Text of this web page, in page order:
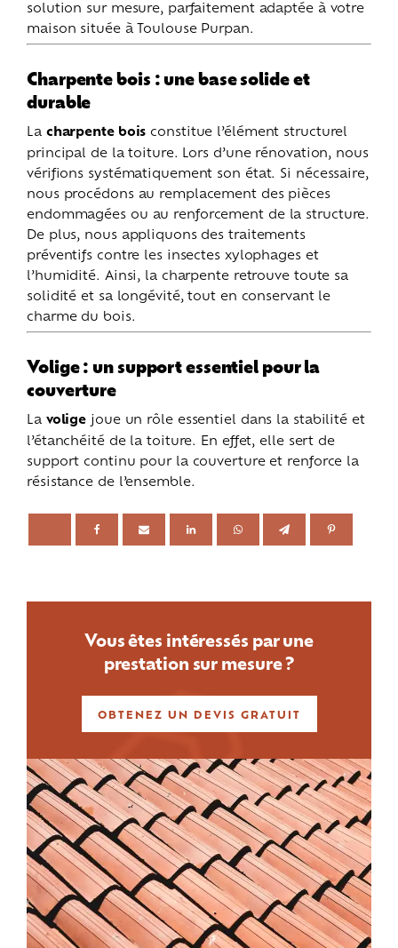
solution sur mesure, parfaitement adaptée à votre
maison située à Toulouse Purpan.
Charpente bois : une base solide et
durable
La charpente bois constitue l’élément structurel
principal de la toiture. Lors d’une rénovation, nous
vérifions systématiquement son état. Si nécessaire,
nous procédons au remplacement des pièces
endommagées ou au renforcement de la structure.
De plus, nous appliquons des traitements
préventifs contre les insectes xylophages et
l’humidité. Ainsi, la charpente retrouve toute sa
solidité et sa longévité, tout en conservant le
charme du bois.
Volige : un support essentiel pour la
couverture
La volige joue un rôle essentiel dans la stabilité et
l’étanchéité de la toiture. En effet, elle sert de
support continu pour la couverture et renforce la
résistance de l’ensemble.
Vous êtes intéressés par une
prestation sur mesure ?
OBTENEZ UN DEVIS GRATUIT